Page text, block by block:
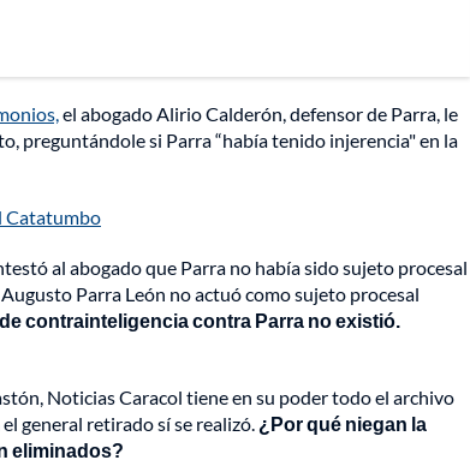
el abogado Alirio Calderón, defensor de Parra, le
preguntándole si Parra “había tenido injerencia" en la
Catatumbo
al abogado que Parra no había sido sujeto procesal
Parra León no actuó como sujeto procesal
contrainteligencia contra Parra no existió.
Noticias Caracol tiene en su poder todo el archivo
general retirado sí se realizó. ¿Por qué niegan la
eliminados?